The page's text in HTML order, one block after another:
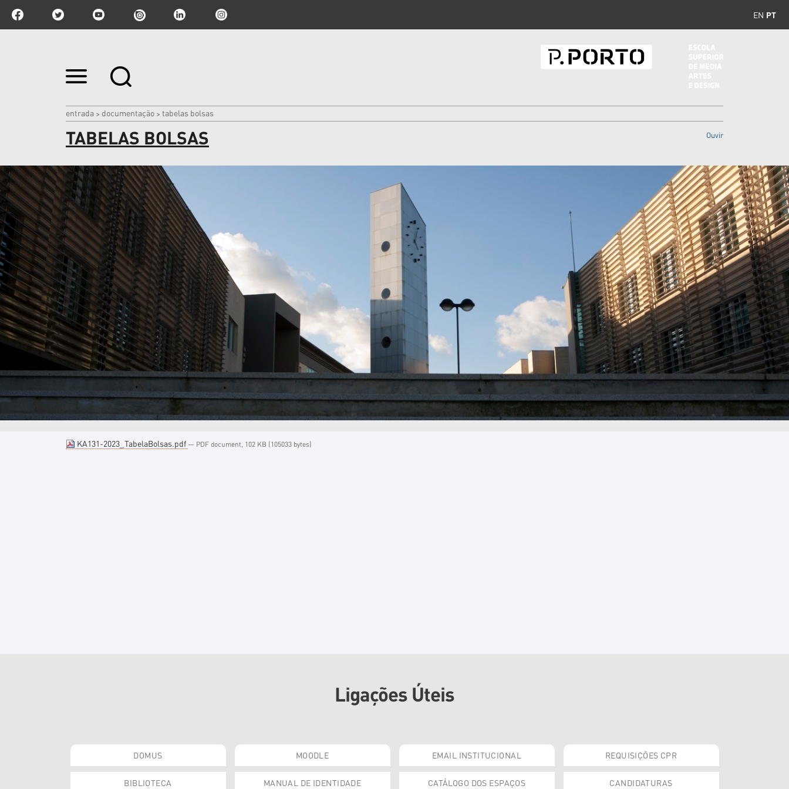
EN PT
Ir
para
|
Ir
para
entrada > documentação > tabelas bolsas
TABELAS BOLSAS Ouvir
KA131-2023_TabelaBolsas.pdf — PDF document, 102 KB (105033 bytes)
Ligações Úteis
DOMUS MOODLE EMAIL INSTITUCIONAL REQUISIÇÕES CPR
BIBLIOTECA MANUAL DE IDENTIDADE CATÁLOGO DOS ESPAÇOS CANDIDATURAS